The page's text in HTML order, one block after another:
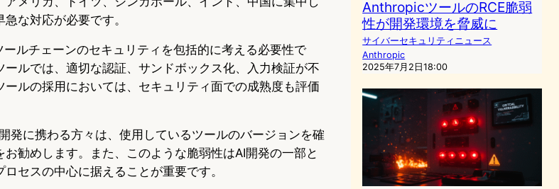
な対応が必要です。
ルチェーンのセキュリティを包括的に考える必要性で
ルでは、適切な認証、サンドボックス化、入力検証が不
ルの採用においては、セキュリティ面での成熟度も評価
発に携わる方々は、使用しているツールのバージョンを確
勧めします。また、このような脆弱性はAI開発の一部と
セスの中心に据えることが重要です。
AnthropicツールのRCE脆弱
性が開発環境を脅威に
サイバーセキュリティニュース
Anthropic
2025年7月2日18:00